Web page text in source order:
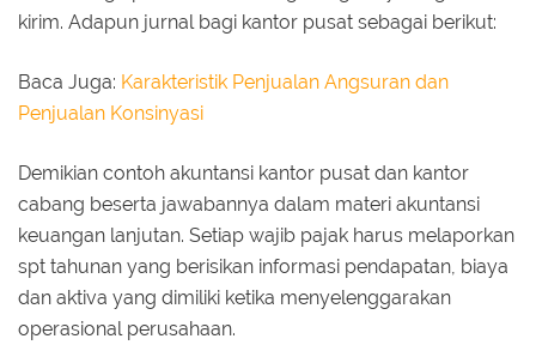
kirim. Adapun jurnal bagi kantor pusat sebagai berikut:
Baca Juga: Karakteristik Penjualan Angsuran dan
Penjualan Konsinyasi
Demikian contoh akuntansi kantor pusat dan kantor
cabang beserta jawabannya dalam materi akuntansi
keuangan lanjutan. Setiap wajib pajak harus melaporkan
spt tahunan yang berisikan informasi pendapatan, biaya
dan aktiva yang dimiliki ketika menyelenggarakan
operasional perusahaan.